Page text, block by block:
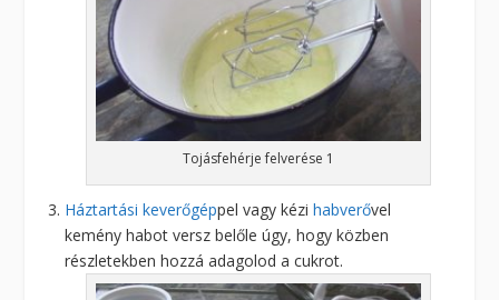
Tojásfehérje felverése 1
Háztartási keverőgéppel vagy kézihabverővel
kemény habot versz belőle úgy, hogy közben
részletekben hozzá adagolod a cukrot.